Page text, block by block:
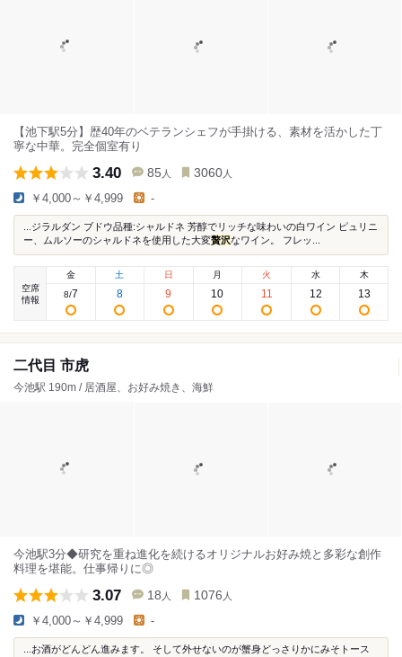
【池下駅5分】歴40年のベテランシェフが手掛ける、素材を活かした丁
寧な中華。完全個室有り
3.40 85 人 3060 人
￥4,000～￥4,999 -
...ジラルダン ブドウ品種:シャルドネ 芳醇でリッチな味わいの白ワイン ピュリニ
ー、ムルソーのシャルドネを使用した大変贅沢なワイン。 フレッ...
空席
情報
金
8/7
土
8
日
9
月
10
火
11
水
12
木
13
二代目 市虎
今池駅 190m / 居酒屋、お好み焼き、海鮮
今池駅3分◆研究を重ね進化を続けるオリジナルお好み焼と多彩な創作
料理を堪能。仕事帰りに◎
3.07 18 人 1076 人
￥4,000～￥4,999 -
...お酒がどんどん進みます。 そして外せないのが蟹身どっさりかにみそトース